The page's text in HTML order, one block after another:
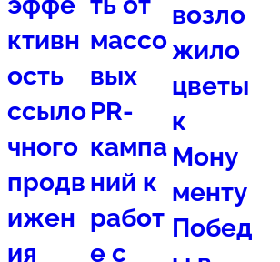
ктивн
ость
ссыло
чного
продв
ижен
ия
массо
вых
PR-
кампа
ний к
работ
е с
возло
жило
цветы
к
Мону
менту
Побед